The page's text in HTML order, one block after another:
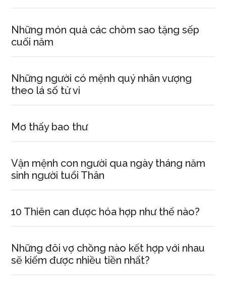
Những món quà các chòm sao tặng sếp
cuối năm
Những người có mệnh quý nhân vượng
theo lá số tử vi
Mơ thấy bao thư
Vận mệnh con người qua ngày tháng năm
sinh người tuổi Thân
10 Thiên can được hóa hợp như thế nào?
Những đôi vợ chồng nào kết hợp với nhau
sẽ kiếm được nhiều tiền nhất?